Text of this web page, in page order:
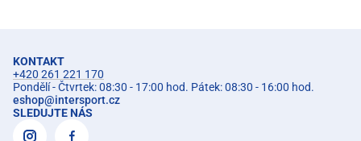
KONTAKT
+420 261 221 170
Pondělí - Čtvrtek: 08:30 - 17:00 hod. Pátek: 08:30 - 16:00 hod.
eshop@intersport.cz
SLEDUJTE NÁS